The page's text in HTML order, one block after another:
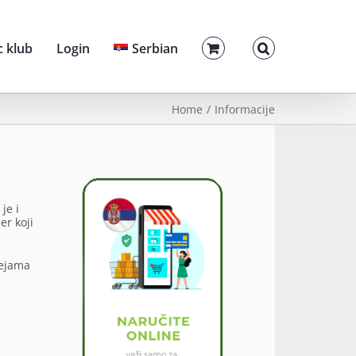
klub Login Serbian
Home Informacije
je i
koji